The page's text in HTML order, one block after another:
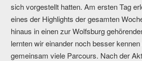
sich vorgestellt hatten. Am ersten Tag
eines der Highlights der gesamten
hinaus in einen zur Wolfsburg
lernten wir einander noch besser
gemeinsam viele Parcours. Nach der